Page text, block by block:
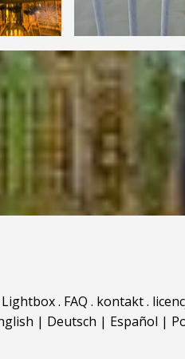
Lightbox. FAQ . kontakt.
| Deutsch | Español |